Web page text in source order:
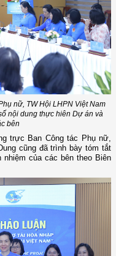
nữ, TW Hội LHPN Việt Nam
nội dung thực hiên Dự án và
bên
trực Ban Công tác Phụ nữ,
cũng đã trình bày tóm tắt
của các bên theo Biên